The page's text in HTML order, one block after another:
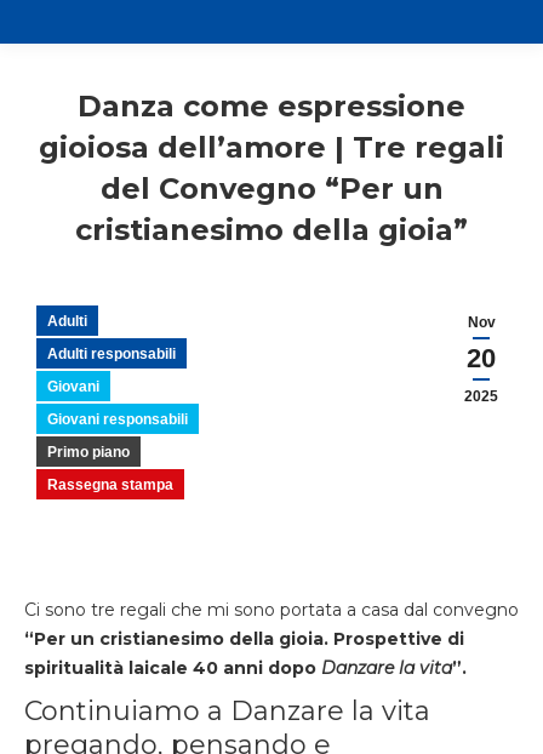
Danza come espressione
gioiosa dell’amore | Tre regali
del Convegno “Per un
cristianesimo della gioia”
Nov
20
2025
Adulti
Adulti responsabili
Giovani
Giovani responsabili
Primo piano
Rassegna stampa
Ci sono tre regali che mi sono portata a casa dal convegno
“Per un cristianesimo della gioia. Prospettive di
spiritualità laicale 40 anni dopo Danzare la vita”.
Continuiamo a Danzare la vita
pregando, pensando e